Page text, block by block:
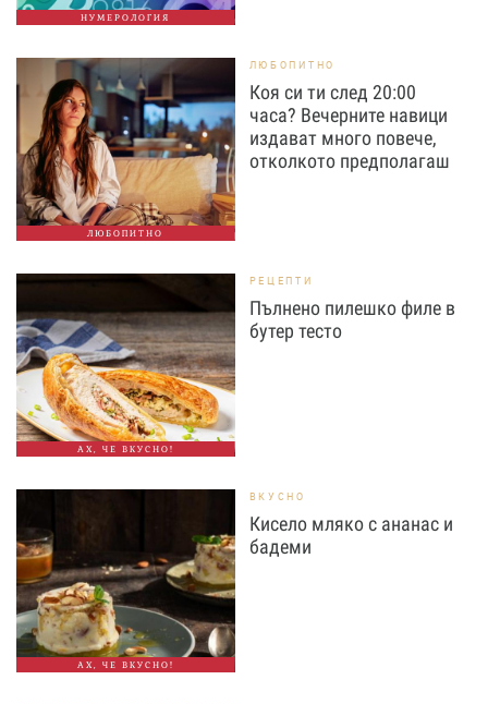
НУМЕРОЛОГИЯ
ЛЮБОПИТНО
ЛЮБОПИТНО
Коя си ти след 20:00
часа? Вечерните навици
издават много повече,
отколкото предполагаш
АХ, ЧЕ ВКУСНО!
РЕЦЕПТИ
Пълнено пилешко филе в
бутер тесто
АХ, ЧЕ ВКУСНО!
ВКУСНО
Кисело мляко с ананас и
бадеми